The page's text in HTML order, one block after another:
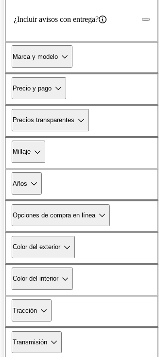
¿Incluir avisos con entrega?
Marca y modelo
Precio y pago
Precios transparentes
Millaje
Años
Opciones de compra en línea
Color del exterior
Color del interior
Tracción
Transmisión